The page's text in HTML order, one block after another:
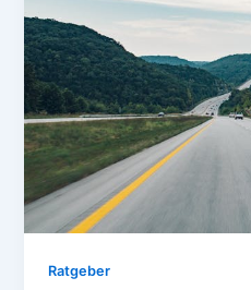
Ratgeber